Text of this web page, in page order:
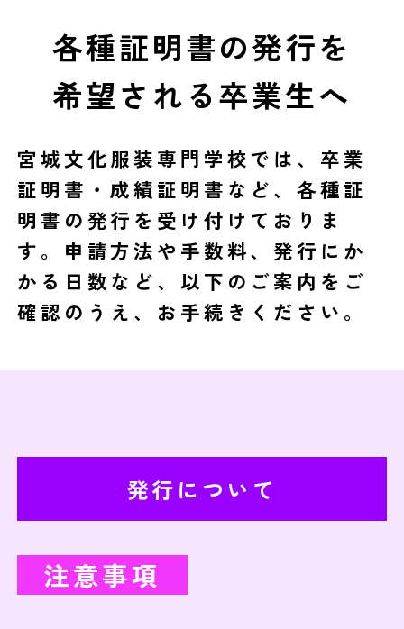
各種証明書の発行を
希望される卒業生へ
宮城文化服装専門学校では、卒業
証明書・成績証明書など、各種証
明書の発行を受け付けておりま
す。申請方法や手数料、発行にか
かる日数など、以下のご案内をご
確認のうえ、お手続きください。
発行について
注意事項